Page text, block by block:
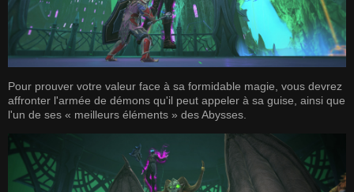
Pour prouver votre valeur face à sa formidable magie, vous devrez
affronter l'armée de démons qu'il peut appeler à sa guise, ainsi que
l'un de ses « meilleurs éléments » des Abysses.